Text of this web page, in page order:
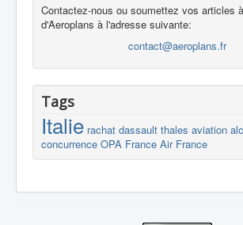
Contactez-nous ou soumettez vos articles
d'Aeroplans à l'adresse suivante:
contact@aeroplans.fr
Tags
Italie rachat dassault thales aviation
concurrence OPA France Air France